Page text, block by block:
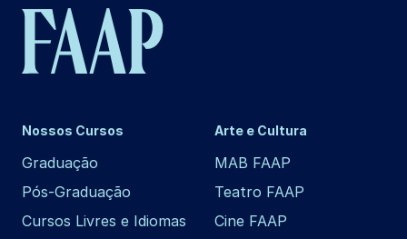
Nossos Cursos
Graduação
Pós-Graduação
Cursos Livres e Idiomas
Arte e Cultura
MAB FAAP
Teatro FAAP
Cine FAAP